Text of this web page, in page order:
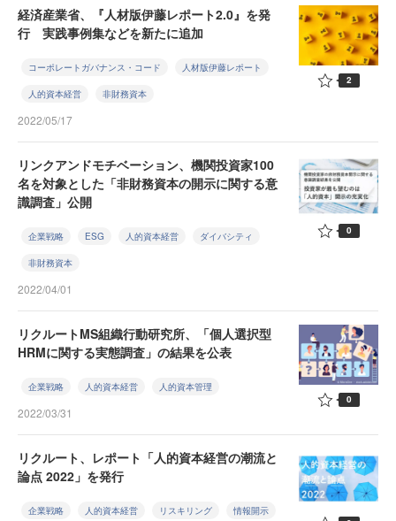
経済産業省、『人材版伊藤レポート2.0』を発
行 実践事例集などを新たに追加
コーポレートガバナンス・コード 人材版伊藤レポート
人的資本経営 非財務資本
2022/05/17
2
リンクアンドモチベーション、機関投資家100
名を対象とした「非財務資本の開示に関する意
識調査」公開
企業戦略 ESG 人的資本経営 ダイバシティ
非財務資本
2022/04/01
0
リクルートMS組織行動研究所、「個人選択型
HRMに関する実態調査」の結果を公表
企業戦略 人的資本経営 人的資本管理
2022/03/31
0
リクルート、レポート「人的資本経営の潮流と
論点 2022」を発行
企業戦略 人的資本経営 リスキリング
情報開示